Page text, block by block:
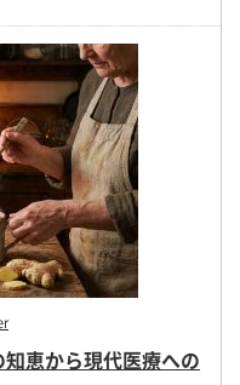
恵から現代医療への